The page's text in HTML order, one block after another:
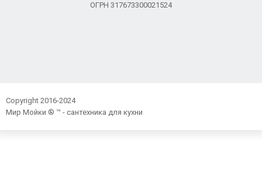
ОГРН 317673300021524
Copyright 2016-2024
Мир Мойки ® ™ - сантехника для кухни